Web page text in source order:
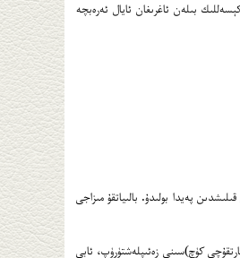
كېسەللىك بىلەن ئاغرىغان ئايال ئەرەبچە
پەيدا بولىدۇ. بالىياتقۇ مىزاجى
كۈچ)سىنى زەئىپلەشتۈرۈپ، ئابى